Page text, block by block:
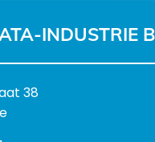
INDUSTRIE
38